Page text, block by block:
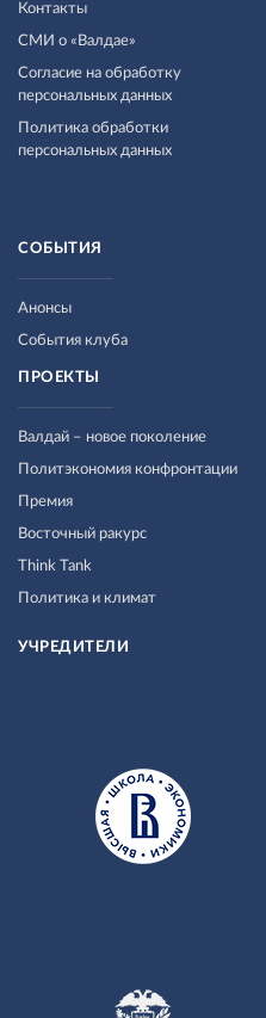
Контакты
СМИ о «Валдае»
Согласие на обработку
персональных данных
Политика обработки
персональных данных
СОБЫТИЯ
Анонсы
События клуба
ПРОЕКТЫ
Валдай – новое поколение
Политэкономия конфронтации
Премия
Восточный ракурс
Think Tank
Политика и климат
УЧРЕДИТЕЛИ